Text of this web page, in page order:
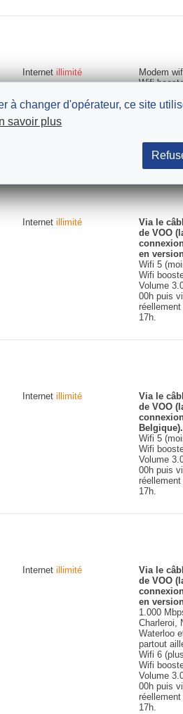
Internetillimité
Modem
Wifi
Paiement
Internetillimité
Via le
de VOO
en
Wifi 5
Wifi
Volume
00h puis
17h.
Internetillimité
Via le
de VOO
Belgique).
Wifi 5
Wifi
Volume
00h puis
17h.
Internetillimité
Via le
de VOO
en
1.000
Charleroi,
Waterloo
partout
Wifi 6
Wifi
Volume
00h puis
17h.
à changer d'opérateur, ce site
savoir plus